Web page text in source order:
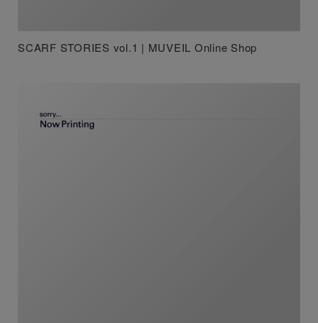
SCARF STORIES vol.1 | MUVEIL Online Shop